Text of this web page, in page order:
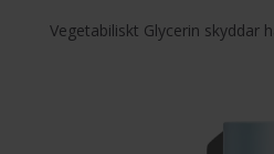
Vegetabiliskt Glycerin skyddar